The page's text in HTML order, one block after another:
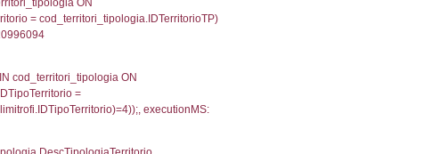
INNER JOIN el_nazioni ON
reg_f_confini_stato INNER JOIN el_nazioni ON
0.00075793266296387